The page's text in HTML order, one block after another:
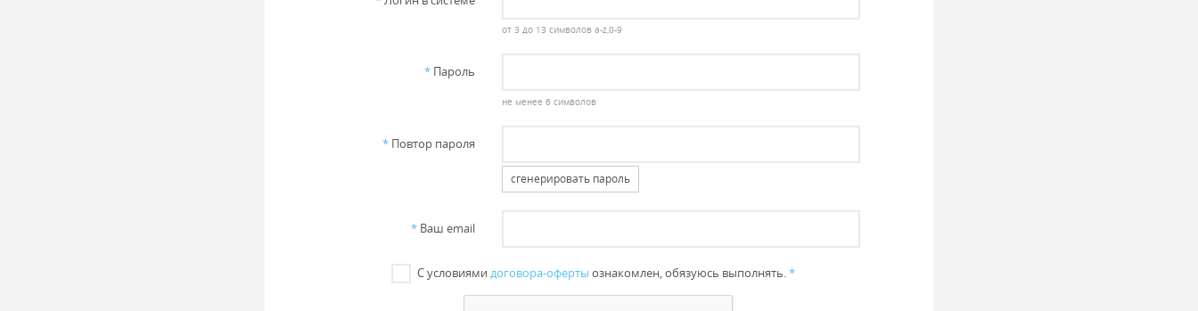
от 3 до 13 символов a-z,0-9
* Пароль
не менее 6 символов
* Повтор пароля
сгенерировать пароль
* Ваш email
С условиями договора-оферты ознакомлен, обязуюсь выполнять.*